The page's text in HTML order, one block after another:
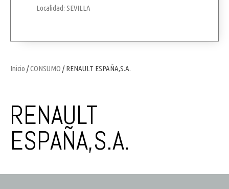
Inicio /CONSUMO / RENAULT ESPAÑA,S.A.
RENAULT
ESPAÑA,S.A.
Localidad: SEVILLA